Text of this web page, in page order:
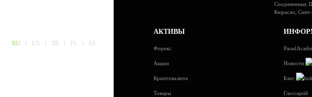
RU EN TR PL ES
АКТИВЫ
Форекс
Акции
Криптовалюта
Товары
Новости
Блог
Глоссарий
Соединенных
Кюрасао,